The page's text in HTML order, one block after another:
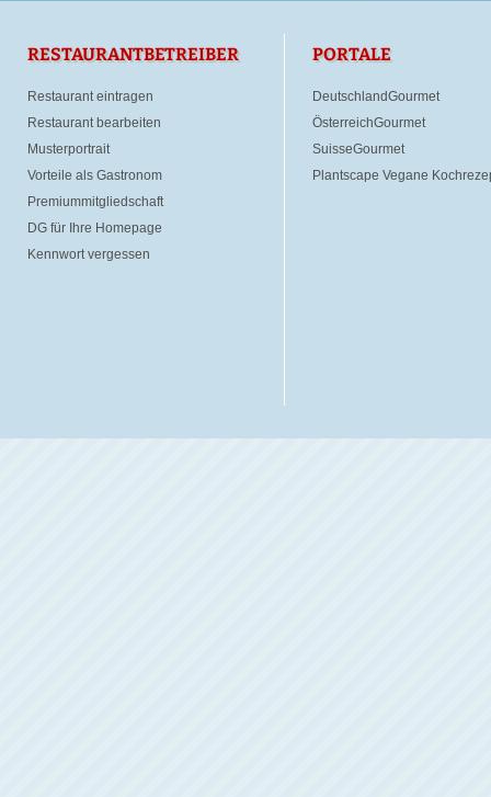
RESTAURANTBETREIBER
Restaurant eintragen
Restaurant bearbeiten
Musterportrait
Vorteile als Gastronom
Premiummitgliedschaft
DG für Ihre Homepage
Kennwort vergessen
PORTALE
DeutschlandGourmet
ÖsterreichGourmet
SuisseGourmet
Plantscape Vegane